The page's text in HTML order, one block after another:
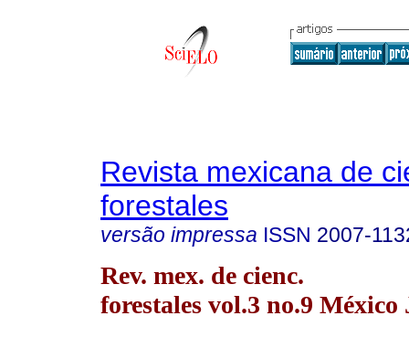
Revista mexicana de
forestales
versão impressa ISSN 2007-
Rev. mex. de cienc.
forestales vol.3 no.9 México